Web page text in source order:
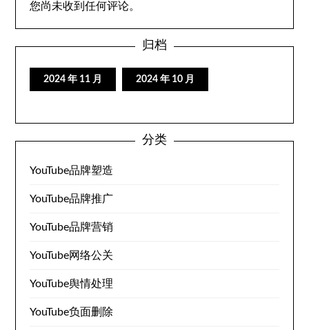
您尚未收到任何评论。
归档
2024 年 11 月 2024 年 10 月
分类
YouTube品牌塑造
YouTube品牌推广
YouTube品牌营销
YouTube网络公关
YouTube舆情处理
YouTube负面删除